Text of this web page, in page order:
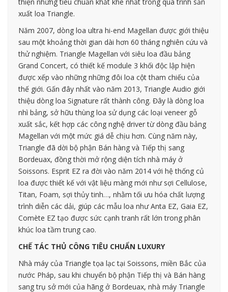
xuất loa Triangle.
Năm 2007, dòng loa ultra hi-end Magellan được giới thiệu
sau một khoảng thời gian dài hơn 60 tháng nghiên cứu và
thử nghiệm. Triangle Magellan với siêu loa đầu bảng
Grand Concert, có thiết kế module 3 khối độc lập hiện
được xếp vào những những đôi loa cột tham chiếu của
thế giới. Gấn đây nhất vào năm 2013, Triangle Audio giới
thiệu dòng loa Signature rất thành công. Đây là dòng loa
nhì bảng, sở hữu thùng loa sử dụng các loại veneer gỗ
xuất sắc, kết hợp các công nghệ driver từ dòng đầu bảng
Magellan với một mức giá dễ chịu hơn. Cùng năm này,
Triangle đã dời bộ phận Bán hàng và Tiếp thị sang
Bordeuax, đồng thời mở rộng diện tích nhà máy ở
Soissons. Esprit EZ ra đời vào năm 2014 với hệ thống củ
loa được thiết kế với vật liệu màng mới như sợi Cellulose,
Titan, Foam, sợi thủy tinh…, nhằm tối ưu hóa chất lượng
trình diễn các dải, giúp các mẫu loa như Anta EZ, Gaia EZ,
Comète EZ tạo được sức cạnh tranh rất lớn trong phân
khúc loa tầm trung cao.
CHẾ TÁC THỦ CÔNG TIÊU CHUẨN LUXURY
Nhà máy của Triangle tọa lạc tại Soissons, miền Bắc của
nước Pháp, sau khi chuyển bộ phận Tiếp thị và Bán hàng
sang trụ sở mới của hãng ở Bordeuax, nhà máy Triangle